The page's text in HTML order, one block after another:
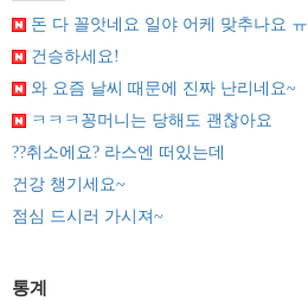
돈 다 꼴앗네요 일야 어케 맞추나요 ㅠ
건승하세요!
와 요즘 날씨 때문에 진짜 난리네요~
ㅋㅋㅋ꽁머니는 당해도 괜찮아요
??취소에요? 라스엔 떠있는데
건강 챙기세요~
점심 드시러 가시져~
통계